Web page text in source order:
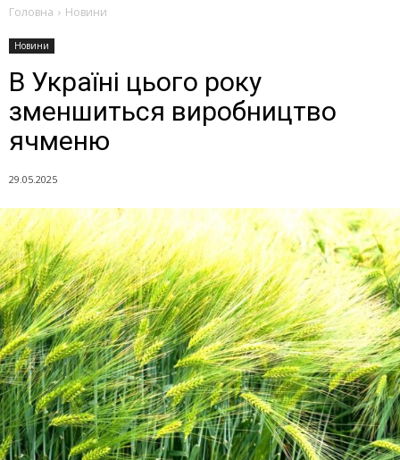
Головна Новини
Новини
В Україні цього року
зменшиться виробництво
ячменю
29.05.2025